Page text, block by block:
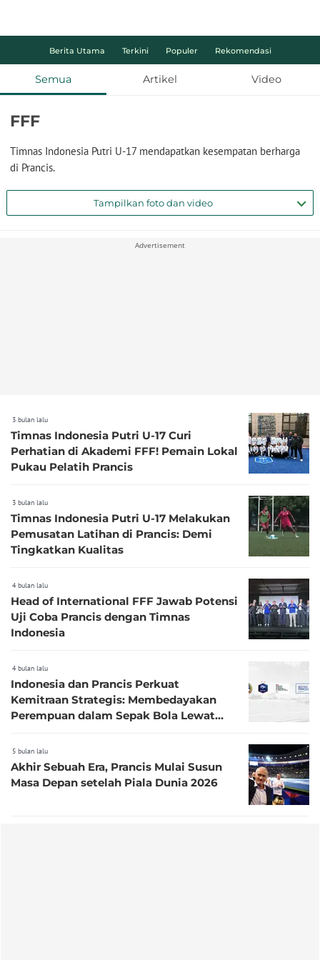
Berita Utama Terkini Populer Rekomendasi
Semua Artikel Video
FFF
Timnas Indonesia Putri U-17 mendapatkan kesempatan berharga
di Prancis.
Tampilkan foto dan video
Advertisement
3 bulan lalu
Timnas Indonesia Putri U-17 Curi
Perhatian di Akademi FFF! Pemain Lokal
Pukau Pelatih Prancis
3 bulan lalu
Timnas Indonesia Putri U-17 Melakukan
Pemusatan Latihan di Prancis: Demi
Tingkatkan Kualitas
4 bulan lalu
Head of International FFF Jawab Potensi
Uji Coba Prancis dengan Timnas
Indonesia
4 bulan lalu
Indonesia dan Prancis Perkuat
Kemitraan Strategis: Membedayakan
Perempuan dalam Sepak Bola Lewat
5 bulan lalu
Akhir Sebuah Era, Prancis Mulai Susun
Masa Depan setelah Piala Dunia 2026